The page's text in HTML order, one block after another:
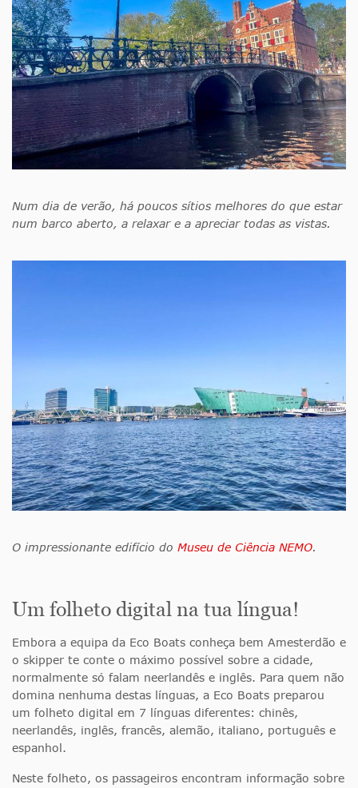
Num dia de verão, há poucos sítios melhores do que estar
num barco aberto, a relaxar e a apreciar todas as vistas.
O impressionante edifício do Museu de Ciência NEMO.
Um folheto digital na tua língua!
Embora a equipa da Eco Boats conheça bem Amesterdão e
o skipper te conte o máximo possível sobre a cidade,
normalmente só falam neerlandês e inglês. Para quem não
domina nenhuma destas línguas, a Eco Boats preparou
um folheto digital em 7 línguas diferentes: chinês,
neerlandês, inglês, francês, alemão, italiano, português e
espanhol.
Neste folheto, os passageiros encontram informação sobre